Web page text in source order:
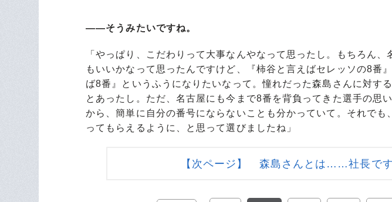
――そうみたいですね。
「やっぱり、こだわりって大事なんやなって思ったし。もちろん
もいいかなって思ったんですけど、『柿谷と言えばセレッソの8番
ば8番』というふうになりたいなって。憧れだった森島さんに対す
とあったし。ただ、名古屋にも今まで8番を背負ってきた選手の思
から、簡単に自分の番号にならないことも分かっていて。それでも
ってもらえるように、と思って選びましたね」
【次ページ】 森島さんとは……社長で